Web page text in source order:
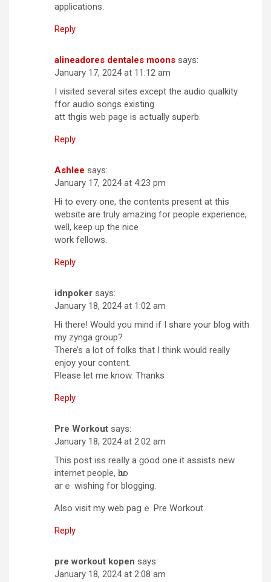
applications.
Reply
alineadores dentales moons says:
January 17, 2024 at 11:12 am
I visited several sites except the audio qualkity
ffor audio songs existing
att thgis web page is actually superb.
Reply
Ashlee says:
January 17, 2024 at 4:23 pm
Hi to every one, the contents present at this
website are truly amazing for people experience,
well, keep up the nice
work fellows.
Reply
idnpoker says:
January 18, 2024 at 1:02 am
Hi there! Would you mind if I share your blog with
my zynga group?
There’s a lot of folks that I think would really
enjoy your content.
Please let me know. Thanks
Reply
Pre Workout says:
January 18, 2024 at 2:02 am
Тhis post iss reaⅼly a ɡood one it assists new
internet people, ѡһo
aгｅ wishing fօr blogging.
Ꭺlso visit my web paցｅ Pre Workout
Reply
pre workout kopen says:
January 18, 2024 at 2:08 am